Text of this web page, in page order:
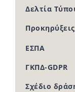
Δελτία
Προκηρύξεις
ΕΣΠΑ
ΓΚΠΔ-GDPR
Σχέδιο